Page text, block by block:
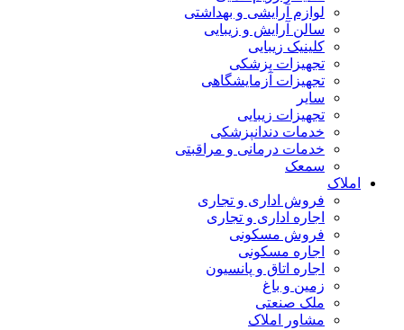
لوازم آرایشی و بهداشتی
سالن آرایش و زیبایی
کلینیک زیبایی
تجهیزات پزشکی
تجهیزات آزمایشگاهی
سایر
تجهیزات زیبایی
خدمات دندانپزشکی
خدمات درمانی و مراقبتی
سمعک
املاک
فروش اداری و تجاری
اجاره اداری و تجاری
فروش مسکونی
اجاره مسکونی
اجاره اتاق و پانسیون
زمین و باغ
ملک صنعتی
مشاور املاک